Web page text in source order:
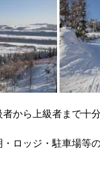
から上級者まで十
ロッジ・駐車場等